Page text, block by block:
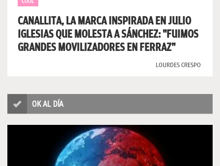
CANALLITA, LA MARCA INSPIRADA EN JULIO
IGLESIAS QUE MOLESTA A SÁNCHEZ: "FUIMOS
GRANDES MOVILIZADORES EN FERRAZ"
LOURDES CRESPO
OK AL DÍA